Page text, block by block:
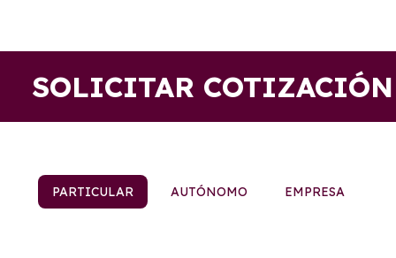
SOLICITAR COTIZACIÓN
PARTICULAR AUTÓNOMO EMPRESA